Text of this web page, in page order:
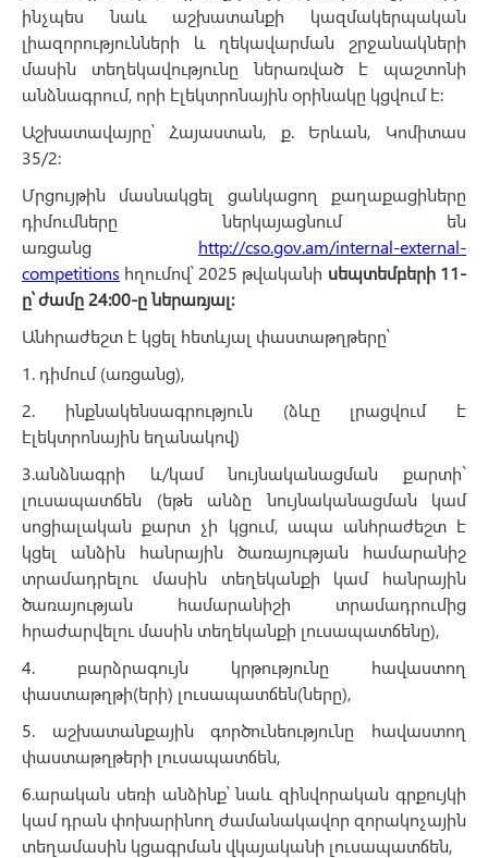
ինչպես նաև աշխատանքի կազմակերպական
լիազորությունների և ղեկավարման շրջանակների
մասին տեղեկավությունը ներառված է պաշտոնի
անձնագրում, որի էլեկտրոնային օրինակը կցվում է:
Աշխատավայրը՝ Հայաստան, ք. Երևան, Կոմիտաս
35/2:
Մրցույթին մասնակցել ցանկացող քաղաքացիները
դիմումները ներկայացնում են
առցանց http://cso.gov.am/internal-external-
competitions հղումով՝ 2025 թվականի սեպտեմբերի11-
ը՝ժամը 24:00-ըներառյալ:
Անհրաժեշտ է կցել հետևյալ փաստաթղթերը՝
1. դիմում (առցանց),
2. ինքնակենսագրություն (ձևը լրացվում է
էլեկտրոնային եղանակով)
3.անձնագրի և/կամ նույնականացման քարտի`
լուսապատճեն (եթե անձը նույնականացման կամ
սոցիալական քարտ չի կցում, ապա անհրաժեշտ է
կցել անձին հանրային ծառայության համարանիշ
տրամադրելու մասին տեղեկանքի կամ հանրային
ծառայության համարանիշի տրամադրումից
հրաժարվելու մասին տեղեկանքի լուսապատճենը),
4. բարձրագույն կրթությունը հավաստող
փաստաթղթի(երի) լուսապատճեն(ները),
5. աշխատանքային գործունեությունը հավաստող
փաստաթղթերի լուսապատճեն,
6.արական սեռի անձինք՝ նաև զինվորական գրքույկի
կամ դրան փոխարինող ժամանակավոր զորակոչային
տեղամասին կցագրման վկայականի լուսապատճեն,